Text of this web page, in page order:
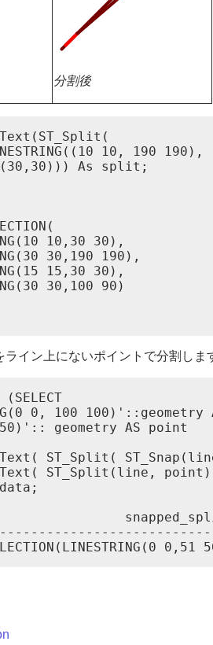
分割後
10, 190 190),
As split;
10,30 30),
30,190 190),
15,30 30),
30,100 90)
イン上にないポイントで分割しま
0, 100 100)'::geometry
geometry AS point
ST_Split(
ST_Split(line,